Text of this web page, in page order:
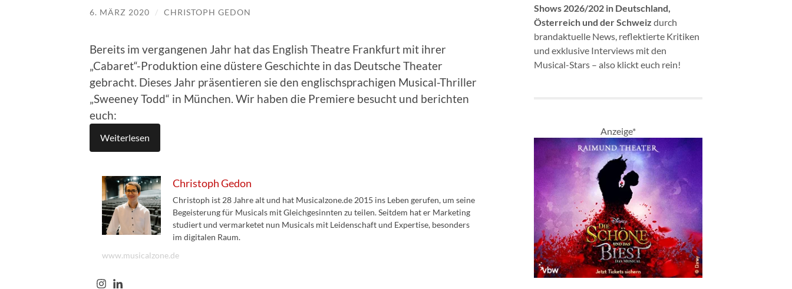
6. MÄRZ 2020 / CHRISTOPH GEDON
Bereits im vergangenen Jahr hat das English Theatre Frankfurt mit ihrer
„Cabaret“-Produktion eine düstere Geschichte in das Deutsche Theater
gebracht. Dieses Jahr präsentieren sie den englischsprachigen Musical-Thriller
„Sweeney Todd“ in München. Wir haben die Premiere besucht und berichten
euch:
Weiterlesen
Christoph Gedon
Christoph ist 28 Jahre alt und hat Musicalzone.de 2015 ins Leben gerufen, um seine
Begeisterung für Musicals mit Gleichgesinnten zu teilen. Seitdem hat er Marketing
studiert und vermarketet nun Musicals mit Leidenschaft und Expertise, besonders
im digitalen Raum.
www.musicalzone.de
Shows 2026/202 in Deutschland,
Österreich und der Schweiz durch
brandaktuelle News, reflektierte Kritiken
und exklusive Interviews mit den
Musical-Stars – also klickt euch rein!
Anzeige*